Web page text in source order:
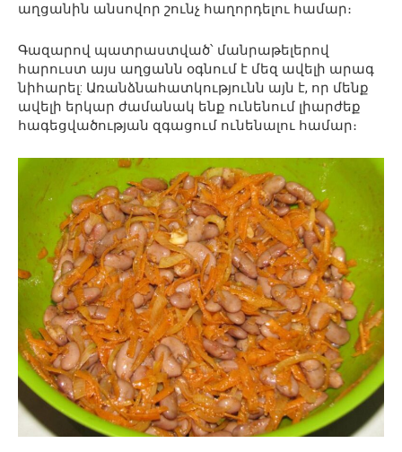
աղցանին անսովոր շունչ հաղորդելու համար։
Գազարով պատրաստված՝ մանրաթելերով
հարուստ այս աղցանն օգնում է մեզ ավելի արագ
նիհարել: Առանձնահատկությունն այն է, որ մենք
ավելի երկար ժամանակ ենք ունենում լիարժեք
հագեցվածության զգացում ունենալու համար։